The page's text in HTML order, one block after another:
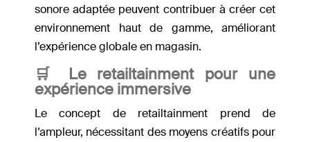
sonore adaptée peuvent contribuer à créer cet
environnement haut de gamme, améliorant
l’expérience globale en magasin.
🛒 Le retailtainment pour une
expérience immersive
Le concept de retailtainment prend de
l’ampleur, nécessitant des moyens créatifs pour